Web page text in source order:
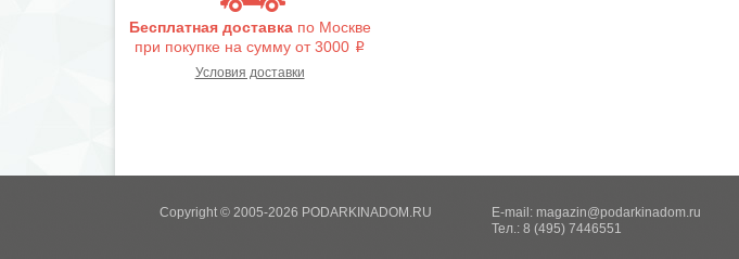
Бесплатная доставкапо Москве
при покупке на сумму от 3000 i
Условия доставки
Copyright © 2005-2026 PODARKINADOM.RU E-mail: magazin@podarkinadom.ru
Тел.: 8 (495) 7446551